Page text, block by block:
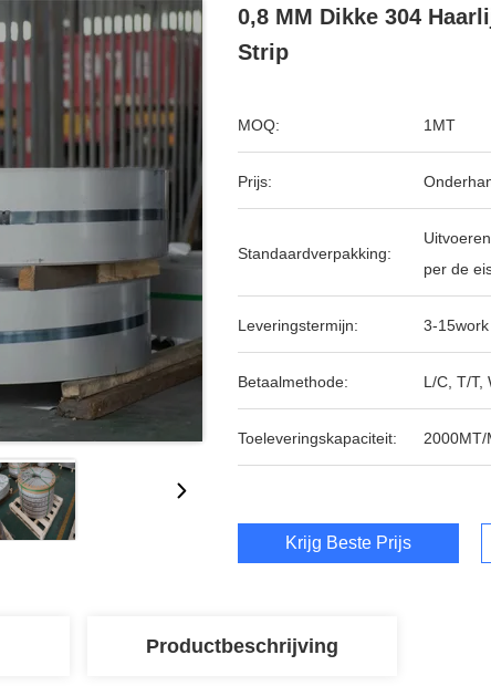
0,8 MM Dikke 304
Strip
MOQ: 1MT
Prijs:
Standaardverpakking:
per de
Leveringstermijn: 3-
Betaalmethode: L/C, T/T,
Toeleveringskapaciteit: 2000MT/
Krijg Beste Prijs
Productbeschrijving